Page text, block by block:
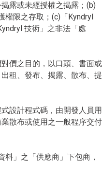
露或未經授權之揭露；(b)
權限之存取；(c)「Kyndryl
技術」之非法「處
價之目的，以口頭、書面或
租、發布、揭露、散布、提
設計程式碼，由開發人員用
散布或使用之一般程序交付
料」之「供應商」下包商，